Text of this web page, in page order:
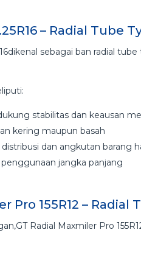
– Radial Tube
sebagai ban radial
stabilitas dan keausan
kering maupun basah
dan angkutan barang
jangka panjang
Pro 155R12 – Radial
Radial Maxmiler Pro